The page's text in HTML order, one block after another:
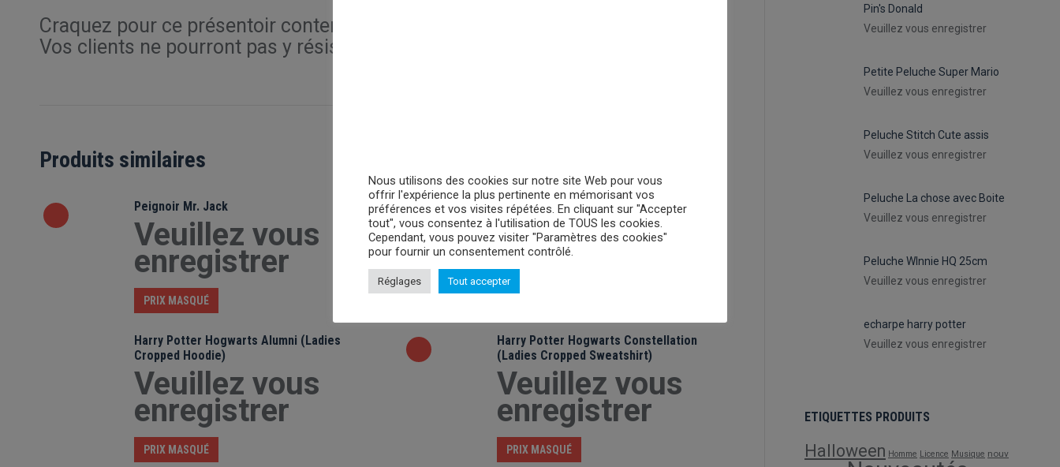
Craquez pour ce présentoir contenant 30 mini figurines de l’univers
Vos clients ne pourront pas y résister!
Produits similaires
Peignoir Mr. Jack
Veuillez vous
enregistrer
PRIX MASQUÉ
Pack Chaussettes Disney Minnie
Veuillez vous
enregistrer
Harry Potter Hogwarts Alumni (Ladies
Cropped Hoodie)
Veuillez vous
enregistrer
PRIX MASQUÉ
Harry Potter Hogwarts Constellation
(Ladies Cropped Sweatshirt)
Veuillez vous
enregistrer
PRIX MASQUÉ
Pin's Donald
Veuillez vous enregistrer
Petite Peluche Super Mario
Veuillez vous enregistrer
Peluche Stitch Cute assis
Veuillez vous enregistrer
Peluche La chose avec Boite
Veuillez vous enregistrer
Peluche WInnie HQ 25cm
Veuillez vous enregistrer
echarpe harry potter
Veuillez vous enregistrer
ETIQUETTES PRODUITS
Halloween Homme Licence Musique nouv
Nous utilisons des cookies sur notre site Web pour vous
offrir l'expérience la plus pertinente en mémorisant vos
préférences et vos visites répétées. En cliquant sur "Accepter
tout", vous consentez à l'utilisation de TOUS les cookies.
Cependant, vous pouvez visiter "Paramètres des cookies"
pour fournir un consentement contrôlé.
Réglages Tout accepter